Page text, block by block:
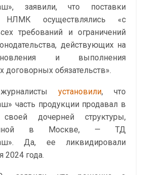
заявили, что поставки
осуществлялись «с
требований и ограничений
действующих на
и выполнения
договорных обязательств».
установили, что
часть продукции продавал в
дочерней структуры,
в Москве, — ТД
Да, ее ликвидировали
2024 года.